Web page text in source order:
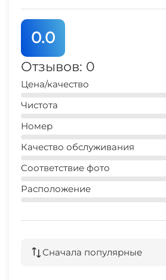
0.0
Отзывов: 0
Цена/качество
Чистота
Номер
Качество обслуживания
Соответствие фото
Расположение
Сначала популярные